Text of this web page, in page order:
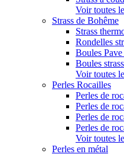
Voir toutes
Strass de Bohême
Strass
Rondelles
Boules
Boules
Voir toutes
Perles Rocailles
Perles de
Perles de
Perles de
Perles de
Voir toutes
Perles en métal